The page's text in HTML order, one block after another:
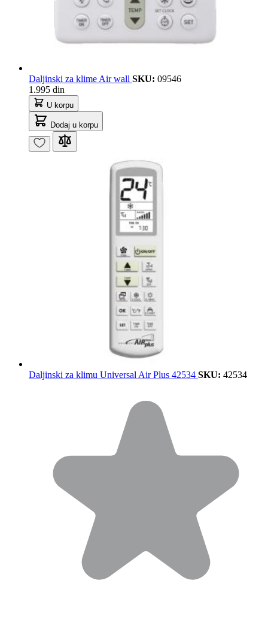
Daljinski za klime Air wall SKU: 09546
1.995 din
U korpu
Dodaj u korpu
Daljinski za klimu Universal Air Plus 42534 SKU: 42534